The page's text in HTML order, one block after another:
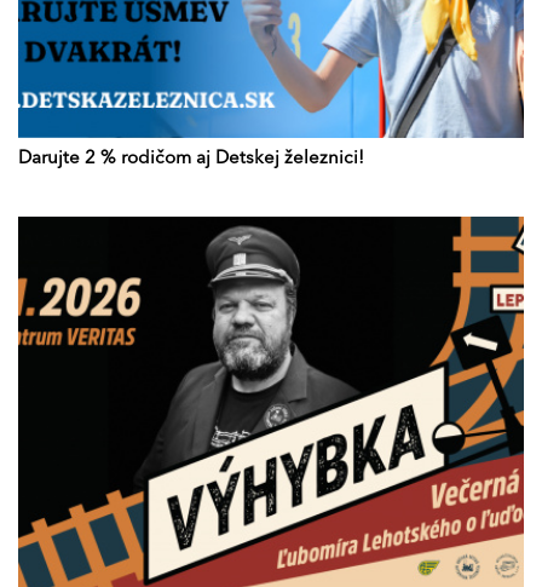
Darujte 2 % rodičom aj Detskej železnici!